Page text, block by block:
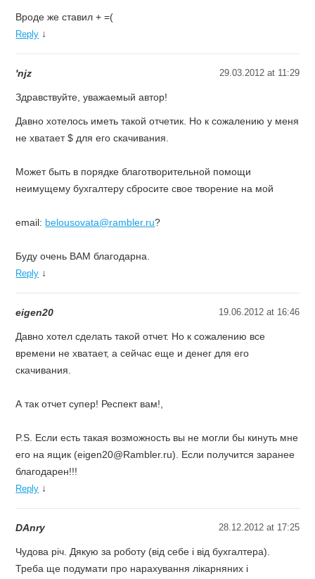
Вроде же ставил + =(
Reply ↓
'njz 29.03.2012 at 11:29
Здравствуйте, уважаемый автор!
Давно хотелось иметь такой отчетик. Но к сожалению у меня
не хватает $ для его скачивания.
Может быть в порядке благотворительной помощи
неимущему бухгалтеру сбросите свое творение на мой
email: belousovata@rambler.ru?
Буду очень ВАМ благодарна.
Reply ↓
eigen20 19.06.2012 at 16:46
Давно хотел сделать такой отчет. Но к сожалению все
времени не хватает, а сейчас еще и денег для его
скачивания.
А так отчет супер! Респект вам!,
P.S. Если есть такая возможность вы не могли бы кинуть мне
его на ящик (eigen20@Rambler.ru). Если получится заранее
благодарен!!!
Reply ↓
DAnry 28.12.2012 at 17:25
Чудова річ. Дякую за роботу (від себе і від бухгалтера).
Треба ще подумати про нарахування лікарняних і